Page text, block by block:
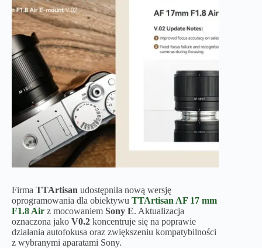
Firma TTArtisan udostępniła nową wersję
oprogramowania dla obiektywu TTArtisan AF 17 mm
F1.8 Air z mocowaniem Sony E. Aktualizacja
oznaczona jako V0.2 koncentruje się na poprawie
działania autofokusa oraz zwiększeniu kompatybilności
z wybranymi aparatami Sony.